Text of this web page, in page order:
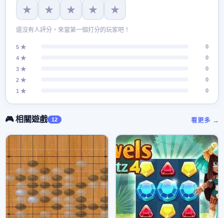
★ ★ ★ ★ ★
還沒有人評分，來當第一個打分的玩家吧！
5 ★
0
4 ★
0
3 ★
0
2 ★
0
1 ★
0
🎮 相關遊戲 12 看更多 →